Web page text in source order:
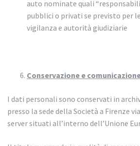
auto nominate quali
pubblici o privati se previsto per
vigilanza e autorità giudiziarie
Conservazione e
I dati personali sono conservati in
presso la sede della Società a Firenze
server situati all’interno dell’Unione